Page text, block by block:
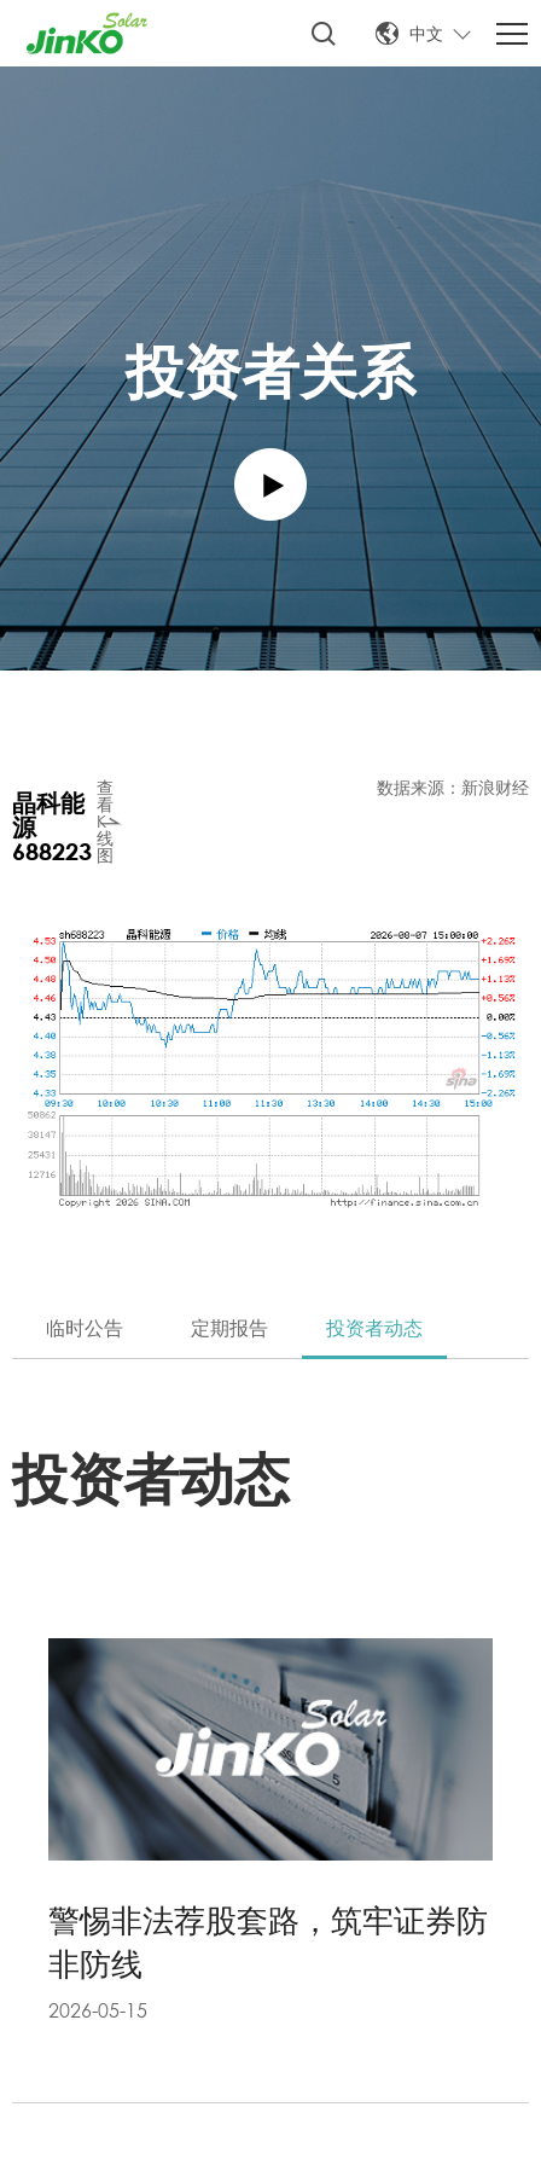
中文
投资者关系
晶科能
源
688223
查
看
K
线
图
数据来源：新浪财经
临时公告 定期报告 投资者动态
投资者动态
警惕非法荐股套路，筑牢证券防
非防线
2026-05-15